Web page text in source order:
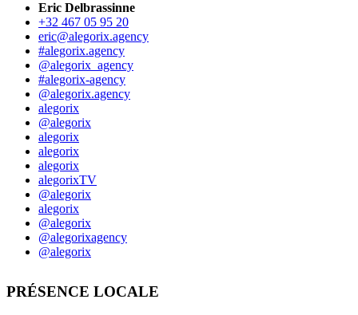
Eric Delbrassinne
+32 467 05 95 20
eric@alegorix.agency
#alegorix.agency
@alegorix_agency
#alegorix-agency
@alegorix.agency
alegorix
@alegorix
alegorix
alegorix
alegorix
alegorixTV
@alegorix
alegorix
@alegorix
@alegorixagency
@alegorix
PRÉSENCE LOCALE